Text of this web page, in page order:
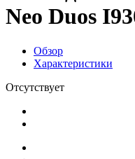
Neo Duos
Обзор
Характеристики
Отсутствует